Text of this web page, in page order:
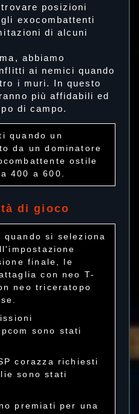
posizioni
exocombattenti
di alcuni
abbiamo
ai nemici quando
i muri. In questo
più affidabili ed
di campo.
quando un
da un dominatore
ostile
400 a 600.
di gioco
quando si seleziona
finale, le
con neo T-
neo triceratopo
sono stati
corazza richiesti
sono stati
premiati per una